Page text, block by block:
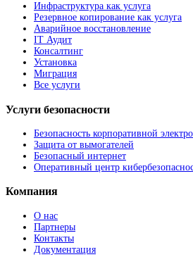
Инфраструктура как услуга
Резервное копирование как услуга
Аварийное восстановление
IT Аудит
Консалтинг
Установка
Миграция
Все услуги
Услуги безопасности
Безопасность корпоративной
Защита от вымогателей
Безопасный интернет
Оперативный центр
Компания
О нас
Партнеры
Контакты
Документация